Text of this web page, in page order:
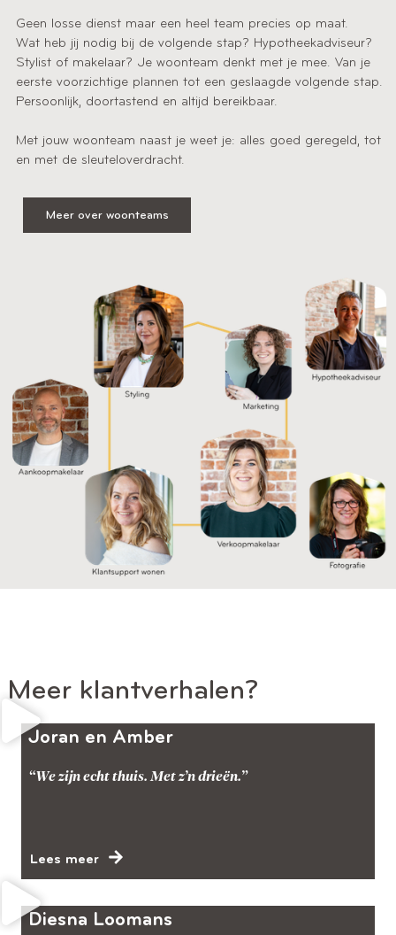
Geen losse dienst maar een heel team precies op maat.
Wat heb jij nodig bij de volgende stap? Hypotheekadviseur?
Stylist of makelaar? Je woonteam denkt met je mee. Van je
eerste voorzichtige plannen tot een geslaagde volgende stap.
Persoonlijk, doortastend en altijd bereikbaar.
Met jouw woonteam naast je weet je: alles goed geregeld, tot
en met de sleuteloverdracht.
Meer over woonteams
Meer klantverhalen?
Joran en Amber
“We zijn echt thuis. Met z’n drieën.”
Lees meer
Diesna Loomans